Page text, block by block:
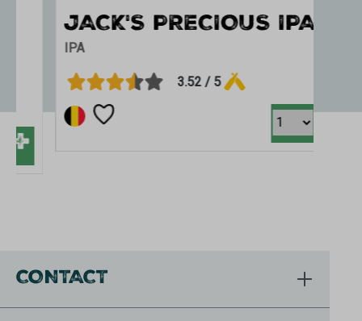
JACK'S PRECIOUS IPA
3.52 / 5
+
CONTACT